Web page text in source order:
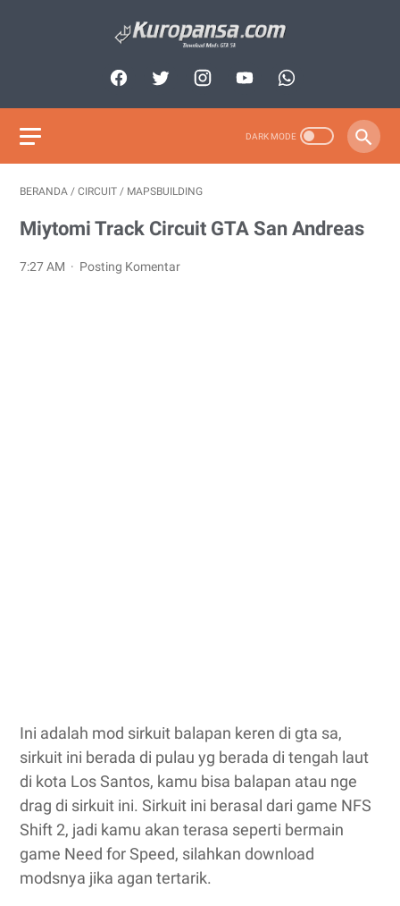
BERANDA / CIRCUIT / MAPSBUILDING
Miytomi Track Circuit GTA San Andreas
7:27 AM Posting Komentar
Ini adalah mod sirkuit balapan keren di gta sa,
sirkuit ini berada di pulau yg berada di tengah laut
di kota Los Santos, kamu bisa balapan atau nge
drag di sirkuit ini. Sirkuit ini berasal dari game NFS
Shift 2, jadi kamu akan terasa seperti bermain
game Need for Speed, silahkan download
modsnya jika agan tertarik.